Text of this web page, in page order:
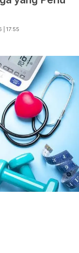
17:55